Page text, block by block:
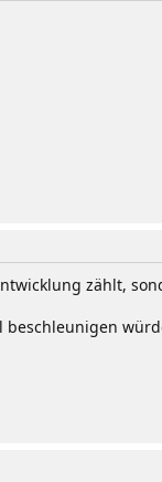
zählt,
beschleunigen